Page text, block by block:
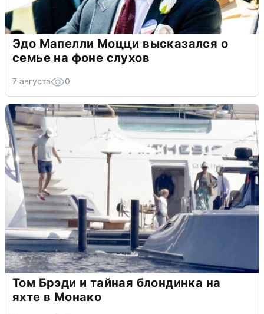
Эдо Мапелли Моцци высказался о
семье на фоне слухов
7 августа 0
Том Брэди и тайная блондинка на
яхте в Монако